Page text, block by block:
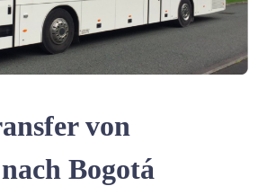
von
Bogotá